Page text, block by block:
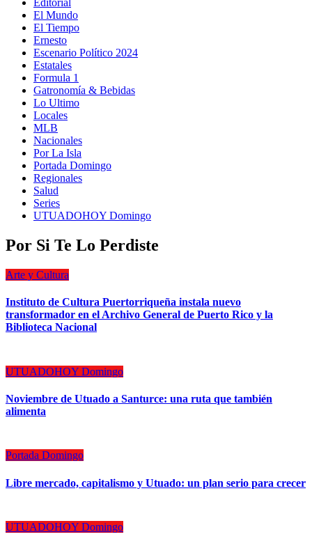
Editorial
El Mundo
El Tiempo
Ernesto
Escenario Político 2024
Estatales
Formula 1
Gatronomía & Bebidas
Lo Ultimo
Locales
MLB
Nacionales
Por La Isla
Portada Domingo
Regionales
Salud
Series
UTUADOHOY Domingo
Por Si Te Lo Perdiste
Arte y Cultura
Instituto de Cultura Puertorriqueña instala nuevo
transformador en el Archivo General de Puerto Rico y la
Biblioteca Nacional
UTUADOHOY Domingo
Noviembre de Utuado a Santurce: una ruta que también
alimenta
Portada Domingo
Libre mercado, capitalismo y Utuado: un plan serio para crecer
UTUADOHOY Domingo